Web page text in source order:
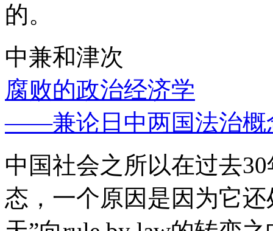
的。
中兼和津次
腐败的政治经济学
——兼论日中两国法治概
中国社会之所以在过去
态，一个原因是因为它